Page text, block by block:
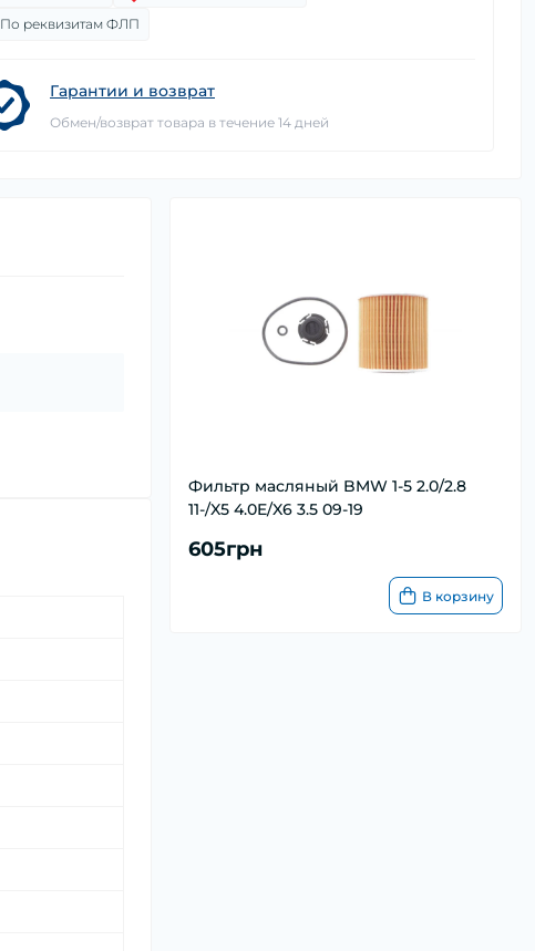
По реквизитам ФЛП
Гарантии и возврат
Обмен/возврат товара в течение 14 дней
Фильтр масляный BMW 1-5 2.0/2.8
11-/X5 4.0E/X6 3.5 09-19
605грн
В корзину